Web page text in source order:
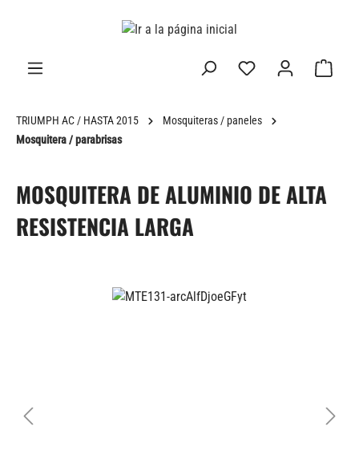
TRIUMPH AC / HASTA 2015
Mosquiteras / paneles
Mosquitera / parabrisas
MOSQUITERA DE ALUMINIO DE ALTA
RESISTENCIA LARGA
Omitir galería de imágenes